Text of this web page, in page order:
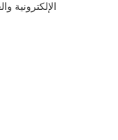
الإلكترونية